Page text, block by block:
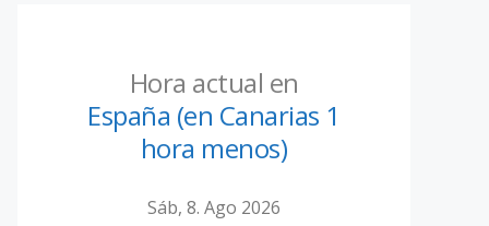
Hora actual en
España (en Canarias 1
hora menos)